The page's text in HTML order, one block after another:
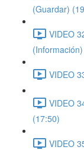
(Guardar)
VIDEO
VIDEO
VIDEO
(17:50)
VIDEO